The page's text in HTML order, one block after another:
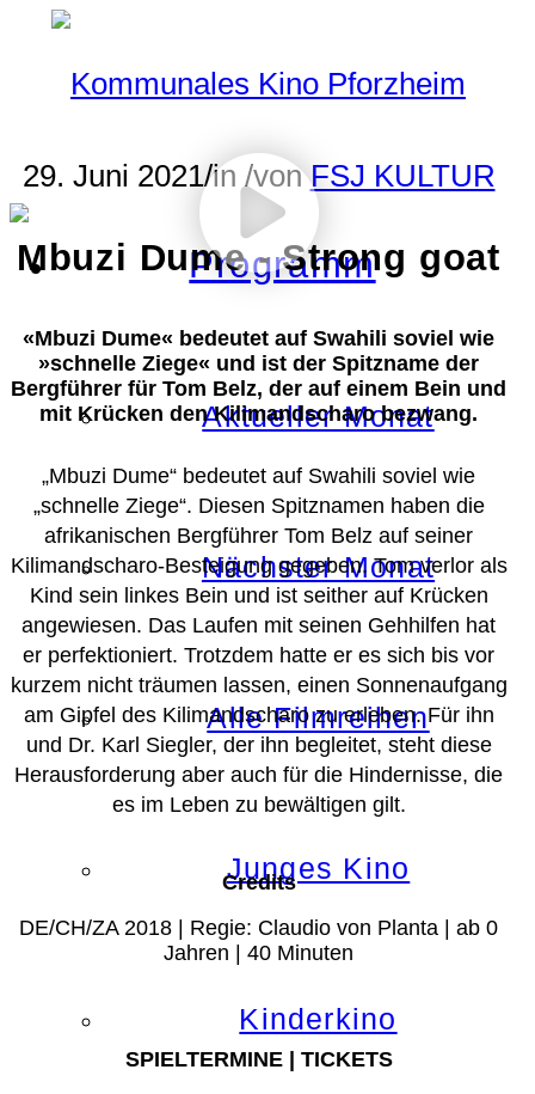
Programm
Aktueller Monat
Nächster Monat
Alle Filmreihen
Junges Kino
Kinderkino
29. Juni 2021/in /vonFSJ KULTUR
Mbuzi Dume - Strong goat
«Mbuzi Dume« bedeutet auf Swahili soviel wie
»schnelle Ziege« und ist der Spitzname der
Bergführer für Tom Belz, der auf einem Bein und
mit Krücken den Kilimandscharo bezwang.
„Mbuzi Dume“ bedeutet auf Swahili soviel wie
„schnelle Ziege“. Diesen Spitznamen haben die
afrikanischen Bergführer Tom Belz auf seiner
Kilimandscharo-Besteigung gegeben. Tom verlor als
Kind sein linkes Bein und ist seither auf Krücken
angewiesen. Das Laufen mit seinen Gehhilfen hat
er perfektioniert. Trotzdem hatte er es sich bis vor
kurzem nicht träumen lassen, einen Sonnenaufgang
am Gipfel des Kilimandscharo zu erleben. Für ihn
und Dr. Karl Siegler, der ihn begleitet, steht diese
Herausforderung aber auch für die Hindernisse, die
es im Leben zu bewältigen gilt.
Credits
DE/CH/ZA 2018 | Regie: Claudio von Planta | ab 0
Jahren | 40 Minuten
SPIELTERMINE | TICKETS